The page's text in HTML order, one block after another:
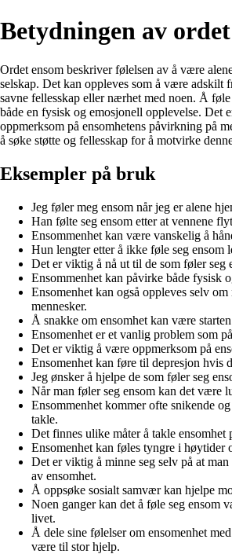
Betydningen av
Ordet ensom beskriver følelsen av å være
selskap. Det kan oppleves som å være adskilt
savne fellesskap eller nærhet med noen. Å
både en fysisk og emosjonell opplevelse. Det
oppmerksom på ensomhetens påvirkning på
å søke støtte og fellesskap for å motvirke
Eksempler på bruk
Jeg føler meg ensom når jeg er alene
Han følte seg ensom etter at vennene
Ensommenhet kan være vanskelig å
Hun lengter etter å ikke føle seg ensom
Det er viktig å nå ut til de som føler seg
Ensommenhet kan påvirke både fysisk
Ensomenhet kan også oppleves selv
mennesker.
Å snakke om ensomhet kan være
Ensomenhet er et vanlig problem som
Det er viktig å være oppmerksom på
Ensomenhet kan føre til depresjon hvis
Jeg ønsker å hjelpe de som føler seg
Når man føler seg ensom kan det være
Ensommenhet kommer ofte snikende
takle.
Det finnes ulike måter å takle ensomhet
Ensomenhet kan føles tyngre i høytider
Det er viktig å minne seg selv på at
av ensomhet.
Å oppsøke sosialt samvær kan hjelpe
Noen ganger kan det å føle seg ensom
livet.
Å dele sine følelser om ensomenhet
være til stor hjelp.